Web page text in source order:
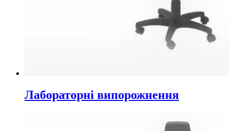
Лабораторні випорожнення